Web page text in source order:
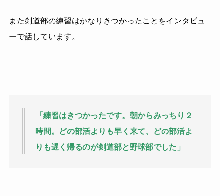
また剣道部の練習はかなりきつかったことをインタビュ
ーで話しています。
「練習はきつかったです。朝からみっちり２
時間。どの部活よりも早く来て、どの部活よ
りも遅く帰るのが剣道部と野球部でした」